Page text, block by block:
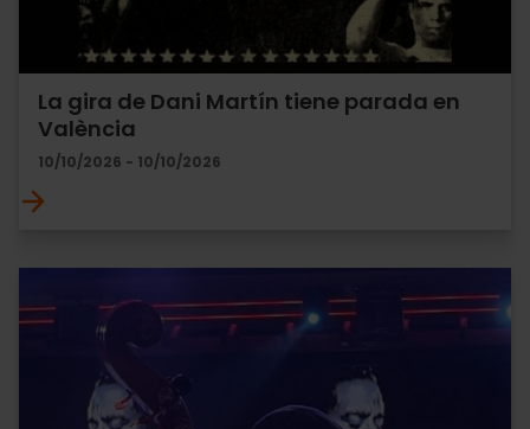
La gira de Dani Martín tiene parada en
València
10/10/2026 - 10/10/2026